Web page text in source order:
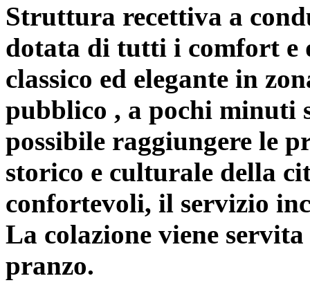
Struttura recettiva a
dotata di tutti i comfort e
classico ed elegante in
pubblico , a pochi minuti
possibile raggiungere le
storico e culturale della
confortevoli, il servizio
La colazione viene
pranzo.